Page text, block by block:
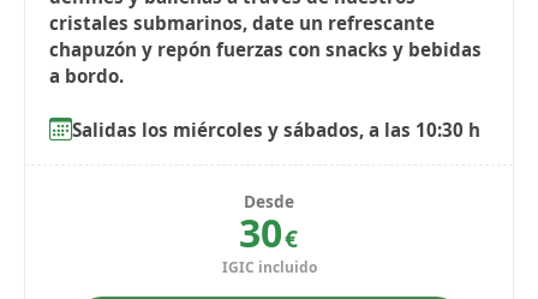
cristales submarinos, date un refrescante
chapuzón y repón fuerzas con snacks y bebidas
a bordo.
Salidas los miércoles y sábados, a las 10:30 h
Desde
30€
IGIC incluido